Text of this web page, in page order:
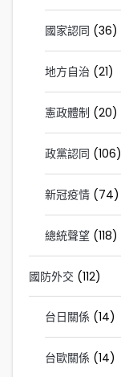
國家認同 (36)
地方自治 (21)
憲政體制 (20)
政黨認同 (106)
新冠疫情 (74)
總統聲望 (118)
國防外交 (112)
台日關係 (14)
台歐關係 (14)